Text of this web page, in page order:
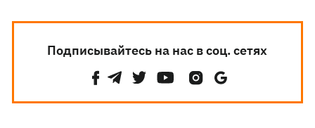
Подписывайтесь на нас в соц. сетях